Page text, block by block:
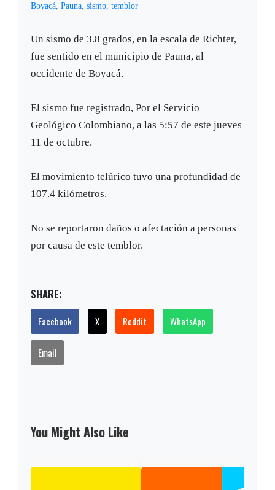
Boyacá,Pauna,sismo,temblor
Un sismo de 3.8 grados, en la escala de Richter,
fue sentido en el municipio de Pauna, al
occidente de Boyacá.
El sismo fue registrado, Por el Servicio
Geológico Colombiano, a las 5:57 de este jueves
11 de octubre.
El movimiento telúrico tuvo una profundidad de
107.4 kilómetros.
No se reportaron daños o afectación a personas
por causa de este temblor.
SHARE:
Facebook X Reddit WhatsApp
Email
You Might Also Like